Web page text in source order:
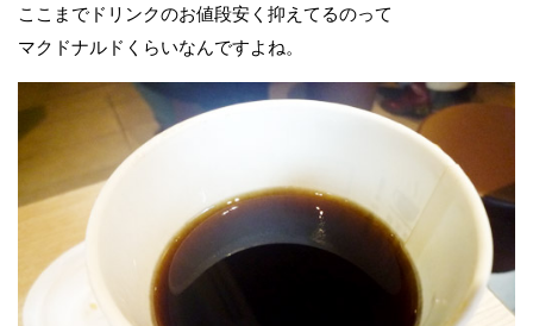
ここまでドリンクのお値段安く抑えてるのって
マクドナルドくらいなんですよね。